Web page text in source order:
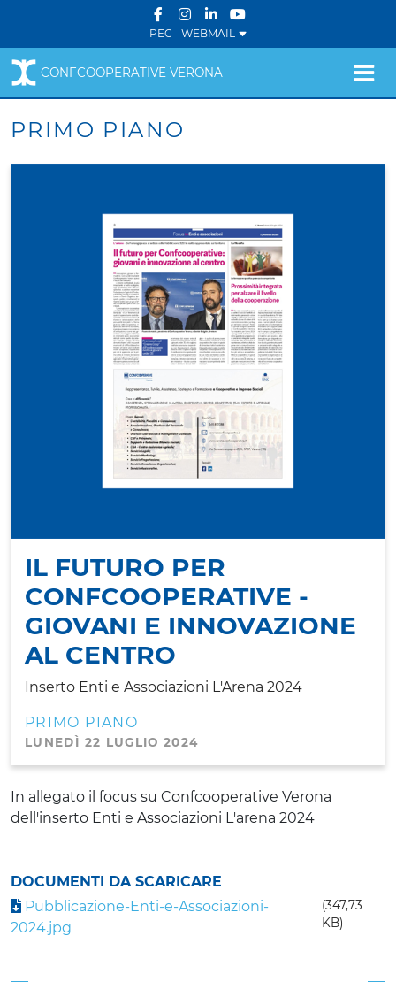
PEC WEBMAIL
CONFCOOPERATIVE VERONA
PRIMO PIANO
IL FUTURO PER
CONFCOOPERATIVE -
GIOVANI E INNOVAZIONE
AL CENTRO
Inserto Enti e Associazioni L'Arena 2024
PRIMO PIANO
LUNEDÌ 22 LUGLIO 2024
In allegato il focus su Confcooperative Verona
dell'inserto Enti e Associazioni L'arena 2024
DOCUMENTI DA SCARICARE
Pubblicazione-Enti-e-Associazioni-
2024.jpg
(347,73
KB)